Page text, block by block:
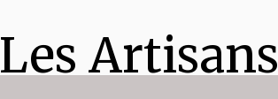
Les Artisans